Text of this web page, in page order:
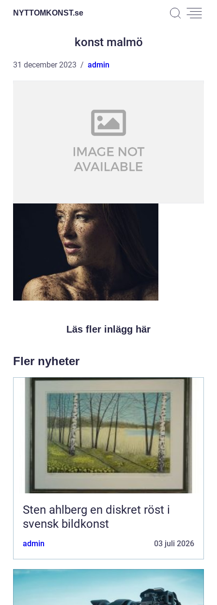
NYTTOMKONST.se
konst malmö
31 december 2023 admin
Läs fler inlägg här
Fler nyheter
Sten ahlberg en diskret röst i
svensk bildkonst
admin 03 juli 2026